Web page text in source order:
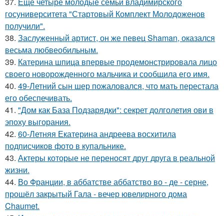
госуниверситета "Стартовый Комплект Молодоженов
получили".
38. Заслуженный артист, он же певец Shaman, оказался
весьма любвеобильным.
39. Катерина шпица впервые продемонстрировала лицо
своего новорожденного мальчика и сообщила его имя.
40. 49-Летний сын шер пожаловался, что мать перестала
его обеспечивать.
41. "Дом как База Подзарядки": секрет долголетия ови в
эпоху выгорания.
42. 60-Летняя Екатерина андреева восхитила
подписчиков фото в купальнике.
43. Актеры которые не переносят друг друга в реальной
жизни.
44. Во Франции, в аббатстве аббатство во - де - серне,
прошёл закрытый Гала - вечер ювелирного дома
Chaumet.